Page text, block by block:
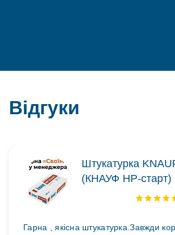
Відгуки
Штукатурка
(КНАУФ НР-старт)
Гарна , якісна штукатурка.Завжди